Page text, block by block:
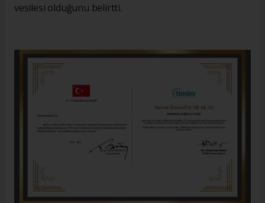
vesilesi olduğunu belirtti.